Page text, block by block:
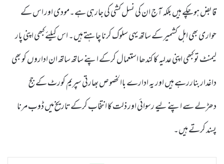
قابض ہوچکے ہیں بلکہ آج ان کی نسل کشی کی جارہی ہے۔مودی اور اس کے
حواری بھی اہل کشمیر کے ساتھ یہی سلوک کرنا چاہتے ہیں۔ اس کیلئے کبھی اپنی پار
لیمنٹ تو کبھی اپنی عدلیہ کا کندھا استعمال کرکے اپنے ساتھ ساتھ ان اداروں کو بھی
داغدار بناررہے ہیں اور یہ ادارے باالخصوص بھارتی سپریم کورٹ کے جج
دھڑلے سے اپنے لیے رسوائی اور ذلت کا انتخاب کرکے تاریخ میں ڈوب مرنا
پسند کرتے ہیں۔